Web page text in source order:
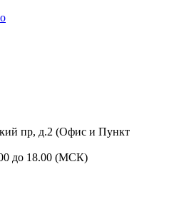
пр, д.2 (Офис и Пункт
до 18.00 (МСК)